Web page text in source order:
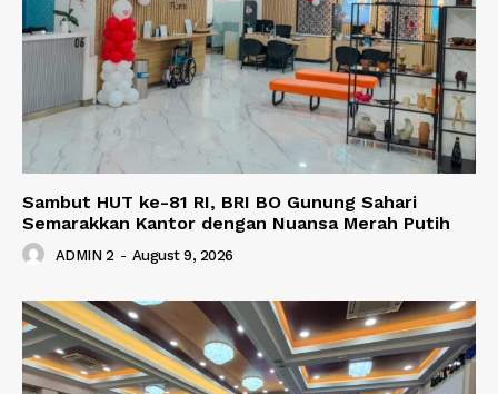
Sambut HUT ke-81 RI, BRI BO Gunung Sahari
Semarakkan Kantor dengan Nuansa Merah Putih
ADMIN 2 - August 9, 2026